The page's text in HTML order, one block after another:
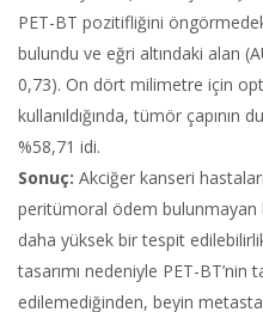
PET-BT pozitifliğini
bulundu ve eğri altındaki alan
0,73). On dört milimetre için
kullanıldığında, tümör çapının
%58,71 idi.
Sonuç: Akciğer kanseri
peritümoral ödem bulunmayan
daha yüksek bir tespit
tasarımı nedeniyle PET-
edilemediğinden, beyin